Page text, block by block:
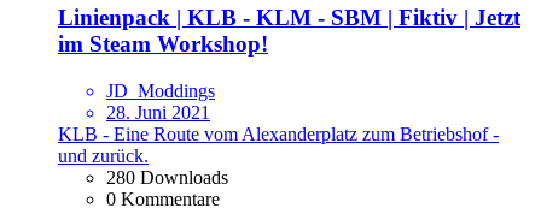
Linienpack | KLB - KLM - SBM | Fiktiv | Jetzt
im Steam Workshop!
JD_Moddings
28. Juni 2021
KLB - Eine Route vom Alexanderplatz zum Betriebshof -
und zurück.
280 Downloads
0 Kommentare